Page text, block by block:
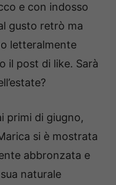
e con indosso
gusto retrò ma
letteralmente
il post di like. Sarà
primi di giugno,
si è mostrata
abbronzata e
naturale